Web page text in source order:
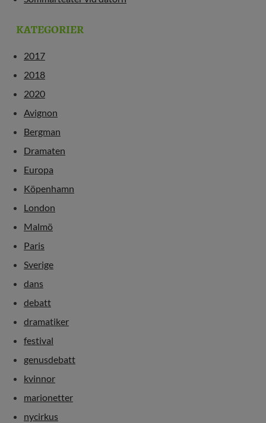
KATEGORIER
2017
2018
2020
Avignon
Bergman
Dramaten
Europa
Köpenhamn
London
Malmö
Paris
Sverige
dans
debatt
dramatiker
festival
genusdebatt
kvinnor
marionetter
nycirkus